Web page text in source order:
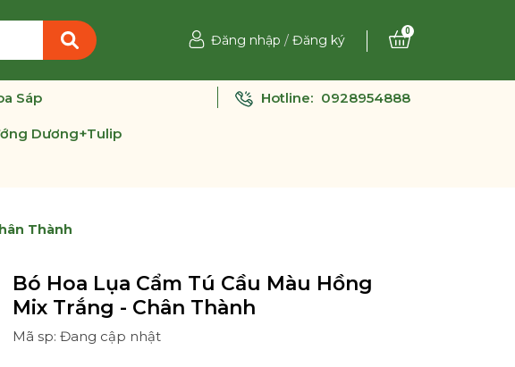
Đăng nhập / Đăng ký
0
Sáp
Dương+Tulip
Hotline: 0928954888
Thành
Bó Hoa Lụa Cẩm Tú Cầu Màu Hồng
Mix Trắng - Chân Thành
Mã sp: Đang cập nhật